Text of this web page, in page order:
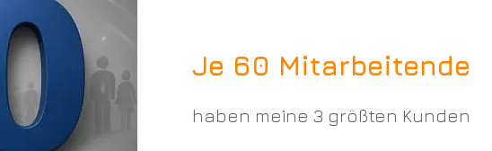
Je 60 Mitarbeitende
haben meine 3 größten Kunden